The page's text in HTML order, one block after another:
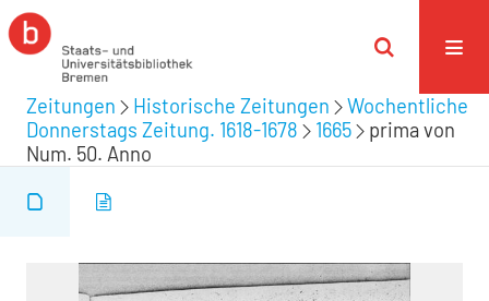
Zeitungen Historische Zeitungen
Wochentliche
Donnerstags Zeitung. 1618-1678
1665
prima von
Num. 50. Anno